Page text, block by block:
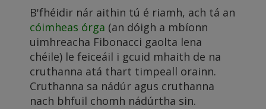
B'fhéidir nár aithin tú é riamh, ach tá an
cóimheas órga (an dóigh a mbíonn
uimhreacha Fibonacci gaolta lena
chéile) le feiceáil i gcuid mhaith de na
cruthanna atá thart timpeall orainn.
Cruthanna sa nádúr agus cruthanna
nach bhfuil chomh nádúrtha sin.